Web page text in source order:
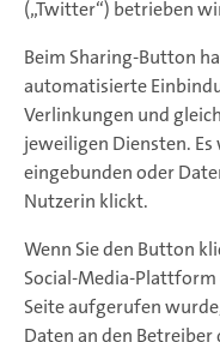
(„Twitter“) betrieben
Beim Sharing-Button
automatisierte
Verlinkungen und
jeweiligen Diensten.
eingebunden oder
Nutzerin klickt.
Wenn Sie den Button
Social-Media-
Seite aufgerufen
Daten an den